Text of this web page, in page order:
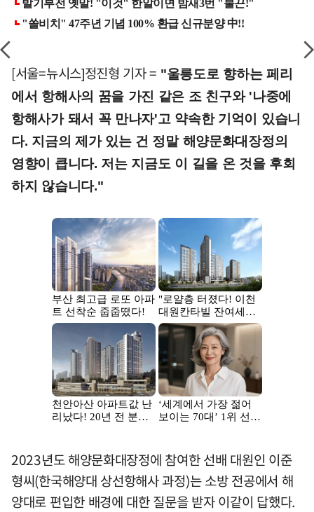
[서울=뉴시스]정진형 기자 = "울릉도로 향하는 페리
에서 항해사의 꿈을 가진 같은 조 친구와 '나중에
항해사가 돼서 꼭 만나자'고 약속한 기억이 있습니
다. 지금의 제가 있는 건 정말 해양문화대장정의
영향이 큽니다. 저는 지금도 이 길을 온 것을 후회
하지 않습니다."
2023년도 해양문화대장정에 참여한 선배 대원인 이준
형씨(한국해양대 상선항해사 과정)는 소방 전공에서 해
양대로 편입한 배경에 대한 질문을 받자 이같이 답했다.